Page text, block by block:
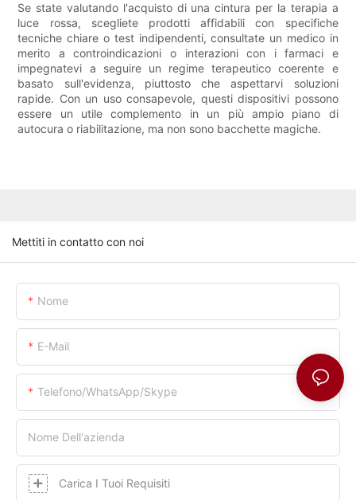
Se state valutando l'acquisto di una cintura per la terapia a
luce rossa, scegliete prodotti affidabili con specifiche
tecniche chiare o test indipendenti, consultate un medico in
merito a controindicazioni o interazioni con i farmaci e
impegnatevi a seguire un regime terapeutico coerente e
basato sull'evidenza, piuttosto che aspettarvi soluzioni
rapide. Con un uso consapevole, questi dispositivi possono
essere un utile complemento in un più ampio piano di
autocura o riabilitazione, ma non sono bacchette magiche.
Mettiti in contatto con noi
Nome
E-Mail
Telefono/whatsApp/skype
Nome Dell'azienda
Carica I Tuoi Requisiti